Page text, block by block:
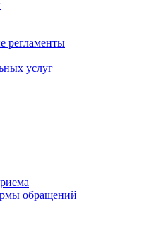
регламенты
услуг
обращений